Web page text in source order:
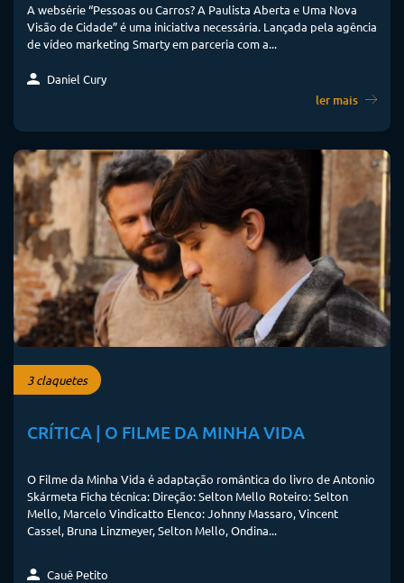
A websérie “Pessoas ou Carros? A Paulista Aberta e Uma Nova
Visão de Cidade” é uma iniciativa necessária. Lançada pela agência
de vídeo marketing Smarty em parceria com a...
Daniel Cury
ler mais
3 claquetes
CRÍTICA | O FILME DA MINHA VIDA
O Filme da Minha Vida é adaptação romântica do livro de Antonio
Skármeta Ficha técnica: Direção: Selton Mello Roteiro: Selton
Mello, Marcelo Vindicatto Elenco: Johnny Massaro, Vincent
Cassel, Bruna Linzmeyer, Selton Mello, Ondina...
Cauê Petito